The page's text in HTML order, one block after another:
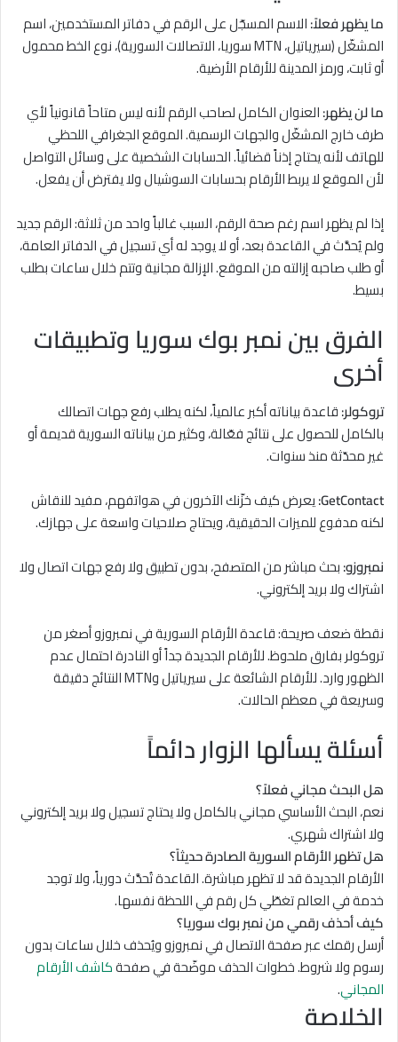
ما يظهر فعلاً:الاسم المسجّل على الرقم في دفاتر المستخدمين، اسم
المشغّل (سيرياتيل، MTN سوريا، الاتصالات السورية)، نوع الخط محمول
أو ثابت، ورمز المدينة للأرقام الأرضية.
ما لن يظهر:العنوان الكامل لصاحب الرقم لأنه ليس متاحاً قانونياً لأي
طرف خارج المشغّل والجهات الرسمية. الموقع الجغرافي اللحظي
للهاتف لأنه يحتاج إذناً قضائياً. الحسابات الشخصية على وسائل التواصل
لأن الموقع لا يربط الأرقام بحسابات السوشيال ولا يفترض أن يفعل.
إذا لم يظهر اسم رغم صحة الرقم، السبب غالباً واحد من ثلاثة: الرقم جديد
ولم يُحدَّث في القاعدة بعد، أو لا يوجد له أي تسجيل في الدفاتر العامة،
أو طلب صاحبه إزالته من الموقع. الإزالة مجانية وتتم خلال ساعات بطلب
بسيط.
الفرق بين نمبر بوك سوريا وتطبيقات
أخرى
تروكولر:قاعدة بياناته أكبر عالمياً، لكنه يطلب رفع جهات اتصالك
بالكامل للحصول على نتائج فعّالة، وكثير من بياناته السورية قديمة أو
غير محدّثة منذ سنوات.
GetContact: يعرض كيف خزّنك الآخرون في هواتفهم، مفيد للنقاش
لكنه مدفوع للميزات الحقيقية، ويحتاج صلاحيات واسعة على جهازك.
نمبروزو:بحث مباشر من المتصفح، بدون تطبيق ولا رفع جهات اتصال ولا
اشتراك ولا بريد إلكتروني.
نقطة ضعف صريحة: قاعدة الأرقام السورية في نمبروزو أصغر من
تروكولر بفارق ملحوظ. للأرقام الجديدة جداً أو النادرة احتمال عدم
الظهور وارد. للأرقام الشائعة على سيرياتيل وMTN النتائج دقيقة
وسريعة في معظم الحالات.
أسئلة يسألها الزوار دائماً
هل البحث مجاني فعلاً؟
نعم، البحث الأساسي مجاني بالكامل ولا يحتاج تسجيل ولا بريد إلكتروني
ولا اشتراك شهري.
هل تظهر الأرقام السورية الصادرة حديثاً؟
الأرقام الجديدة قد لا تظهر مباشرة. القاعدة تُحدَّث دورياً، ولا توجد
خدمة في العالم تغطّي كل رقم في اللحظة نفسها.
كيف أحذف رقمي من نمبر بوك سوريا؟
أرسل رقمك عبر صفحة الاتصال في نمبروزو ويُحذف خلال ساعات بدون
رسوم ولا شروط. خطوات الحذف موضّحة في صفحةكاشف الأرقام
المجاني.
الخلاصة